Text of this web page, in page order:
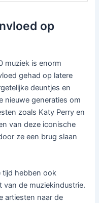
op
muziek is enorm
gehad op latere
deuntjes en
nieuwe generaties om
zoals Katy Perry en
van deze iconische
ze een brug slaan
tijd hebben ook
van de muziekindustrie.
artiesten naar de